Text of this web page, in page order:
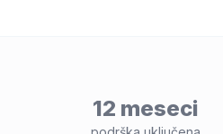
12 meseci